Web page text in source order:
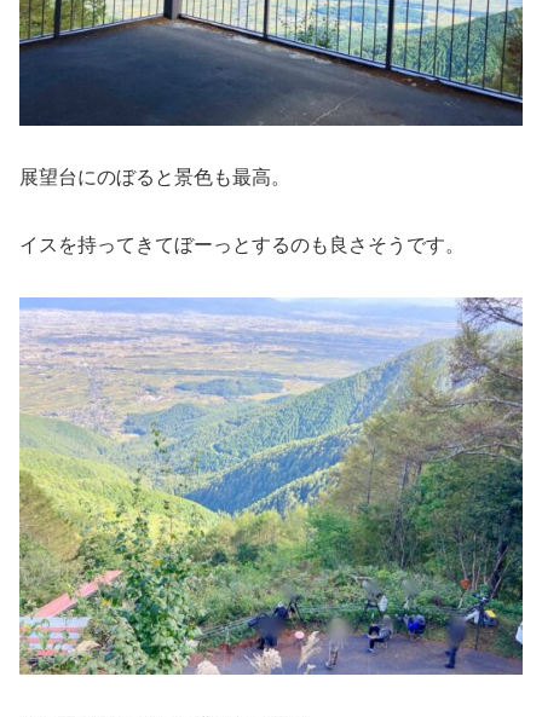
展望台にのぼると景色も最高。
イスを持ってきてぼーっとするのも良さそうです。